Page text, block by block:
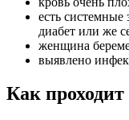
есть системные
диабет или же
женщина
выявлено
Как проходит